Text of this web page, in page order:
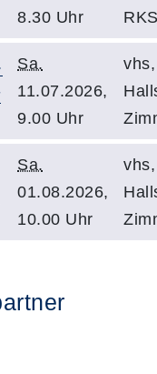
8.30 Uhr
Sa.
11.07.2026,
9.00 Uhr
Sa.
01.08.2026,
10.00 Uhr